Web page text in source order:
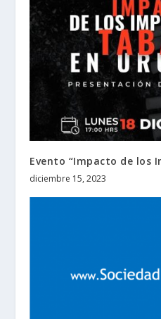
Evento “Impacto de los
diciembre 15, 2023